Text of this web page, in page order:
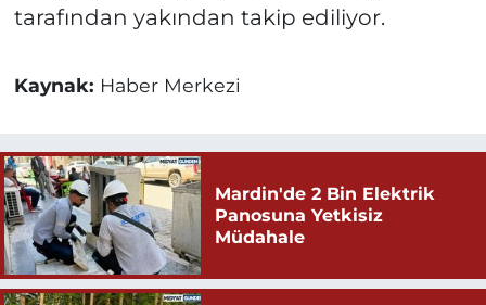
tarafından yakından takip ediliyor.
Kaynak: Haber Merkezi
Mardin'de 2 Bin Elektrik
Panosuna Yetkisiz
Müdahale